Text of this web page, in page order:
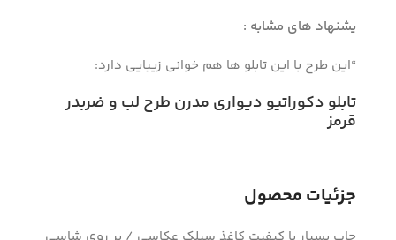
یشنهاد های مشابه :
“این طرح با این تابلو ها هم خوانی زیبایی دارد:
تابلو دکوراتیو دیواری مدرن طرح لب و ضربدر
قرمز
جزئیات محصول